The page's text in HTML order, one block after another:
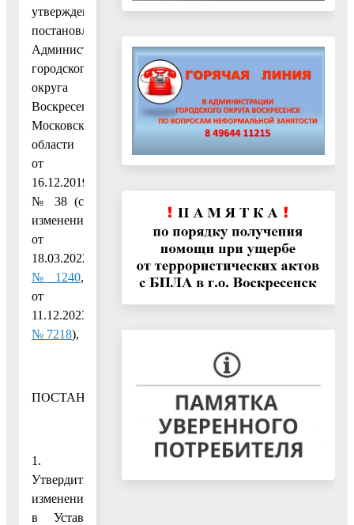
утвержденным
постановлением
Администрации
городского
округа
Воскресенск
Московской
области
от
16.12.2019
№ 38 (с
изменениями
от
18.03.2022
№ 1240,
от
11.12.2023
№ 7218),
ПОСТАНОВЛЯЮ:
1.
Утвердить
изменения
в Устав